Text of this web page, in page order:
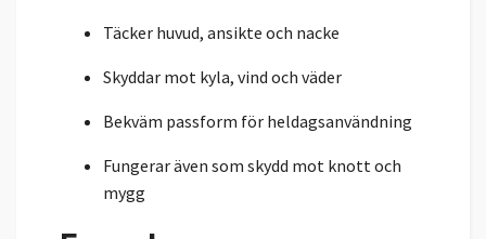
Täcker huvud, ansikte och nacke
Skyddar mot kyla, vind och väder
Bekväm passform för heldagsanvändning
Fungerar även som skydd mot knott och
mygg